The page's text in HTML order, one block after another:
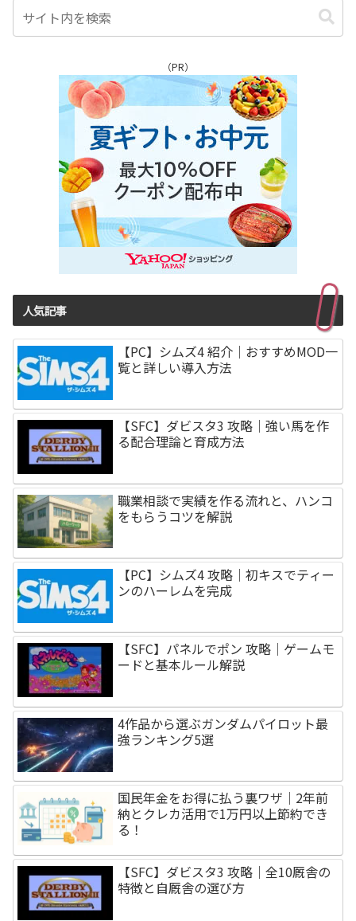
（PR）
人気記事
【PC】シムズ4 紹介｜おすすめMOD一
覧と詳しい導入方法
【SFC】ダビスタ3 攻略｜強い馬を作
る配合理論と育成方法
職業相談で実績を作る流れと、ハンコ
をもらうコツを解説
【PC】シムズ4 攻略｜初キスでティー
ンのハーレムを完成
【SFC】パネルでポン 攻略｜ゲームモ
ードと基本ルール解説
4作品から選ぶガンダムパイロット最
強ランキング5選
国民年金をお得に払う裏ワザ｜2年前
納とクレカ活用で1万円以上節約でき
る！
【SFC】ダビスタ3 攻略｜全10厩舎の
特徴と自厩舎の選び方